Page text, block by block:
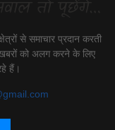
से समाचार प्रदान करती
को अलग करने के लिए
हैं।